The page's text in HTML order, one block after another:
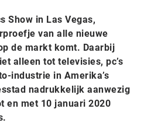
Show in Las Vegas,
van alle nieuwe
de markt komt. Daarbij
alleen tot televisies, pc’s
industrie in Amerika’s
nadrukkelijk aanwezig
en met 10 januari 2020